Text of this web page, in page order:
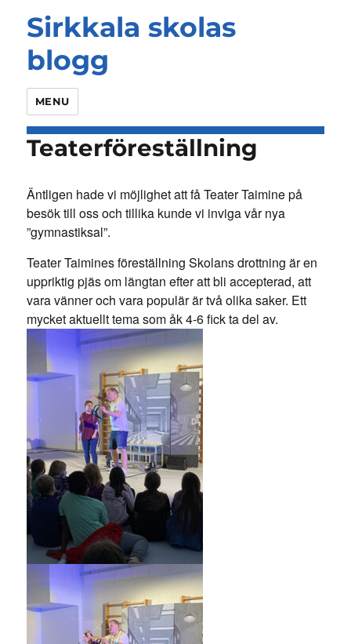
Sirkkala skolas
blogg
MENU
Teaterföreställning
Äntligen hade vi möjlighet att få Teater Taimine på
besök till oss och tillika kunde vi inviga vår nya
”gymnastiksal”.
Teater Taimines föreställning Skolans drottning är en
uppriktig pjäs om längtan efter att bli accepterad, att
vara vänner och vara populär är två olika saker. Ett
mycket aktuellt tema som åk 4-6 fick ta del av.